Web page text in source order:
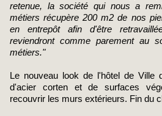
retenue, la société qui nous a
métiers récupère 200 m2 de nos
en entrepôt afin d'être
reviendront comme parement au
métiers."
Le nouveau look de l'hôtel de Ville
d'acier corten et de surfaces
recouvrir les murs extérieurs. Fin du